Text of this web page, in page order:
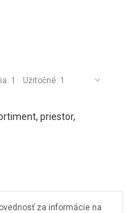
1 Užitočné: 1
priestor,
za informácie na